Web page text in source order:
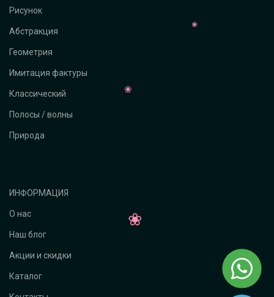
Рисунок
Абстракция
Геометрия
Имитация фактуры
Классический
Полосы / волны
Природа
ИНФОРМАЦИЯ
О нас
Наш блог
Акции и скидки
Каталог